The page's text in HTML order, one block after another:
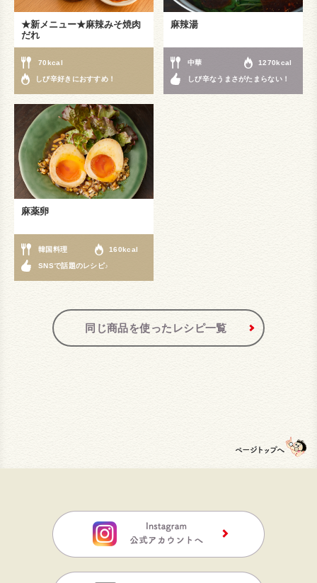
★新メニュー★麻辣みそ焼肉
だれ
70kcal
しび辛好きにおすすめ！
麻辣湯
中華 1270kcal
しび辛なうまさがたまらない！
麻薬卵
韓国料理 160kcal
SNSで話題のレシピ♪
同じ商品を使ったレシピ一覧